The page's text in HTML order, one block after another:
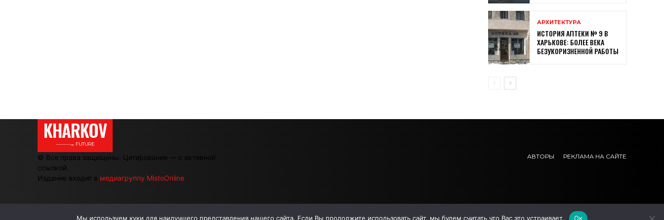
АРХИТЕКТУРА
ИСТОРИЯ АПТЕКИ № 9 В
ХАРЬКОВЕ: БОЛЕЕ ВЕКА
БЕЗУКОРИЗНЕННОЙ РАБОТЫ
KHARKOV
———→ FUTURE
© Все права защищены. Цитирование — с активной
ссылкой.
Издание входит в медиагруппу MistoOnline
АВТОРЫ РЕКЛАМА НА САЙТЕ
Мы используем куки для наилучшего представления нашего сайта. Если Вы продолжите использовать сайт, мы будем считать что Вас это устраивает. Ок